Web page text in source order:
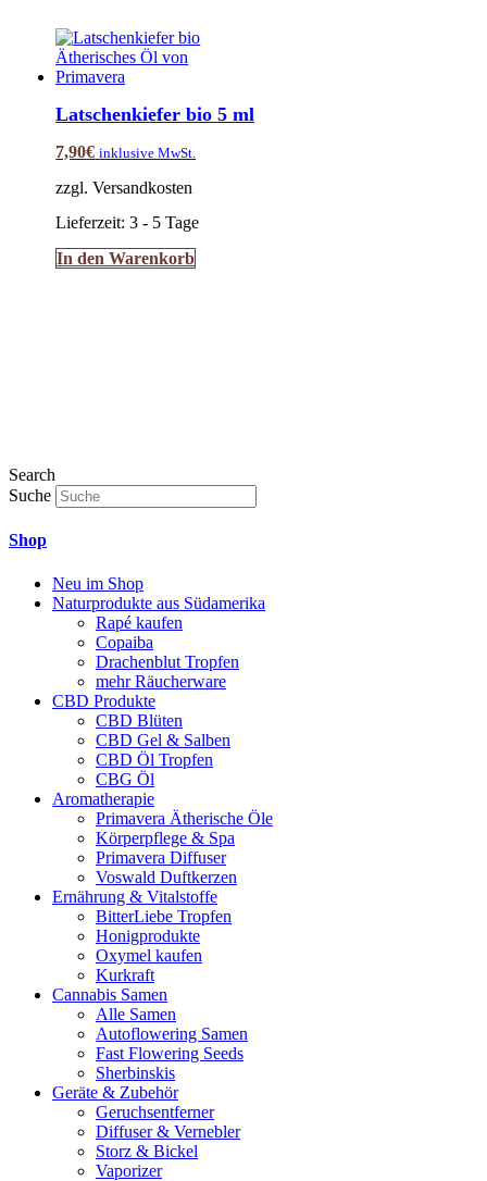
Latschenkiefer bio 5 ml
7,90€ inklusive MwSt.
zzgl. Versandkosten
Lieferzeit:3 - 5 Tage
In den Warenkorb
Search
Suche
Shop
Neu im Shop
Naturprodukte aus Südamerika
Rapé kaufen
Copaiba
Drachenblut Tropfen
mehr Räucherware
CBD Produkte
CBD Blüten
CBD Gel & Salben
CBD Öl Tropfen
CBG Öl
Aromatherapie
Primavera Ätherische Öle
Körperpflege & Spa
Primavera Diffuser
Voswald Duftkerzen
Ernährung & Vitalstoffe
BitterLiebe Tropfen
Honigprodukte
Oxymel kaufen
Kurkraft
Cannabis Samen
Alle Samen
Autoflowering Samen
Fast Flowering Seeds
Sherbinskis
Geräte & Zubehör
Geruchsentferner
Diffuser & Vernebler
Storz & Bickel
Vaporizer